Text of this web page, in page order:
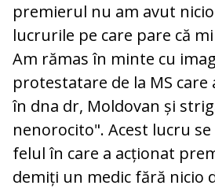
premierul nu am avut
lucrurile pe care pare că
Am rămas în minte cu
protestatare de la MS care
în dna dr, Moldovan și
nenorocito". Acest lucru
felul în care a acționat
demiți un medic fără nicio